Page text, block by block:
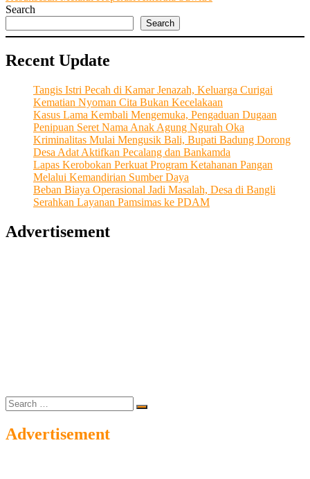
Search
Search
Recent Update
Tangis Istri Pecah di Kamar Jenazah, Keluarga Curigai
Kematian Nyoman Cita Bukan Kecelakaan
Kasus Lama Kembali Mengemuka, Pengaduan Dugaan
Penipuan Seret Nama Anak Agung Ngurah Oka
Kriminalitas Mulai Mengusik Bali, Bupati Badung Dorong
Desa Adat Aktifkan Pecalang dan Bankamda
Lapas Kerobokan Perkuat Program Ketahanan Pangan
Melalui Kemandirian Sumber Daya
Beban Biaya Operasional Jadi Masalah, Desa di Bangli
Serahkan Layanan Pamsimas ke PDAM
Advertisement
Search
…
Advertisement